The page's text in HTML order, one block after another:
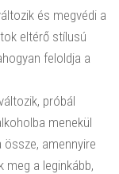
és megvédi a
eltérő stílusú
feloldja a
próbál
menekül
amennyire
meg a leginkább,